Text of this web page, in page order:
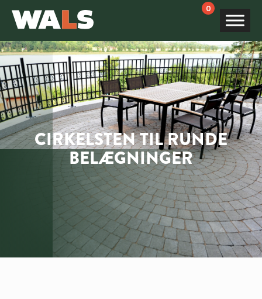
Products
search
CIRKELSTEN TIL RUNDE
BELÆGNINGER